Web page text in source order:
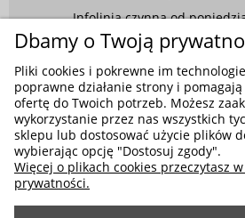
Infolinia czynna od
w godzinach 9.00 -
881 703
E-mail:
Sklepy
ul. Składowa 26, 34-400
ul. Żywiecka 91, 43-300
Dbamy o Twoją
Pliki cookies i pokrewne im
poprawne działanie strony i
ofertę do Twoich potrzeb. Możesz
wykorzystanie przez nas wszystkich
sklepu lub dostosować użycie plików
wybierając opcję "Dostosuj zgody".
Więcej o plikach cookies przeczytasz
prywatności.